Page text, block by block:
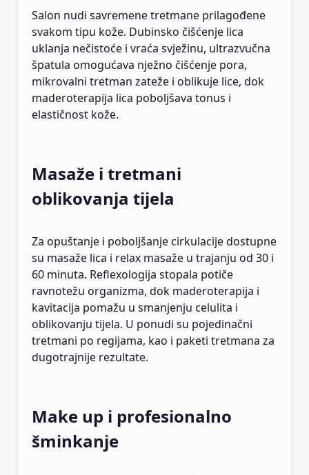
Salon nudi savremene tretmane prilagođene
svakom tipu kože. Dubinsko čišćenje lica
uklanja nečistoće i vraća svježinu, ultrazvučna
špatula omogućava nježno čišćenje pora,
mikrovalni tretman zateže i oblikuje lice, dok
maderoterapija lica poboljšava tonus i
elastičnost kože.
Masaže i tretmani
oblikovanja tijela
Za opuštanje i poboljšanje cirkulacije dostupne
su masaže lica i relax masaže u trajanju od 30 i
60 minuta. Reflexologija stopala potiče
ravnotežu organizma, dok maderoterapija i
kavitacija pomažu u smanjenju celulita i
oblikovanju tijela. U ponudi su pojedinačni
tretmani po regijama, kao i paketi tretmana za
dugotrajnije rezultate.
Make up i profesionalno
šminkanje